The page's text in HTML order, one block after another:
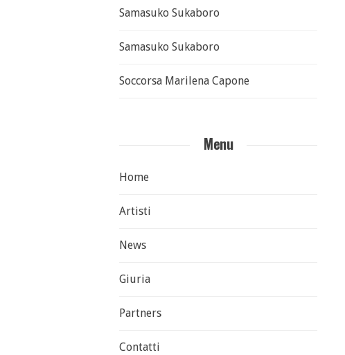
Samasuko Sukaboro
Samasuko Sukaboro
Soccorsa Marilena Capone
Menu
Home
Artisti
News
Giuria
Partners
Contatti